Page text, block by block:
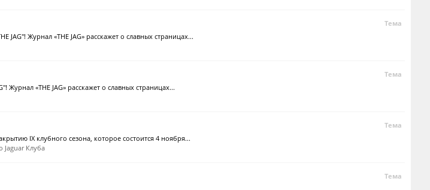
Тема
Журнал «THE JAG» расскажет о славных страницах...
Тема
«THE JAG» расскажет о славных страницах...
Тема
IX клубного сезона, которое состоится 4 ноября...
Клуба
Тема